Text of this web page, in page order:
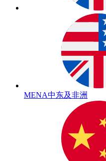
MENA中东及非洲